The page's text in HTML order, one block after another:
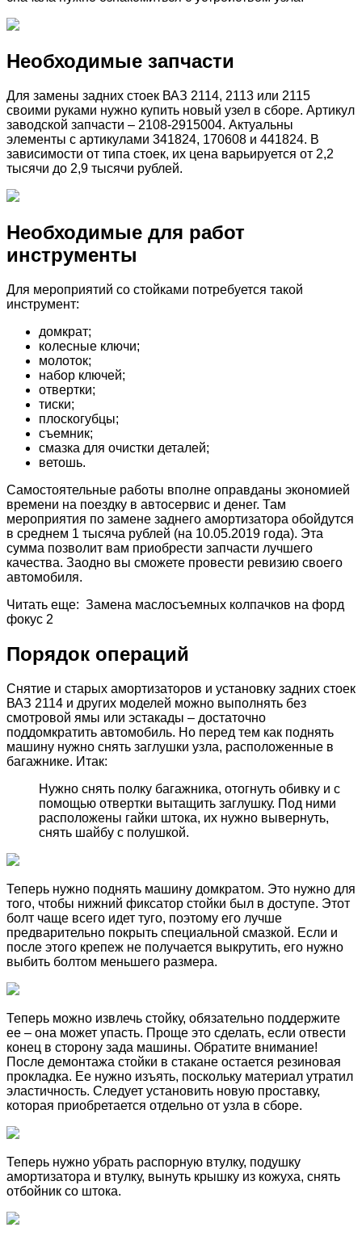
Необходимые запчасти
Для замены задних стоек ВАЗ 2114, 2113 или 2115
своими руками нужно купить новый узел в сборе. Артикул
заводской запчасти – 2108-2915004. Актуальны
элементы с артикулами 341824, 170608 и 441824. В
зависимости от типа стоек, их цена варьируется от 2,2
тысячи до 2,9 тысячи рублей.
Необходимые для работ
инструменты
Для мероприятий со стойками потребуется такой
инструмент:
домкрат;
колесные ключи;
молоток;
набор ключей;
отвертки;
тиски;
плоскогубцы;
съемник;
смазка для очистки деталей;
ветошь.
Самостоятельные работы вполне оправданы экономией
времени на поездку в автосервис и денег. Там
мероприятия по замене заднего амортизатора обойдутся
в среднем 1 тысяча рублей (на 10.05.2019 года). Эта
сумма позволит вам приобрести запчасти лучшего
качества. Заодно вы сможете провести ревизию своего
автомобиля.
Читать еще: Замена маслосъемных колпачков на форд
фокус 2
Порядок операций
Снятие и старых амортизаторов и установку задних стоек
ВАЗ 2114 и других моделей можно выполнять без
смотровой ямы или эстакады – достаточно
поддомкратить автомобиль. Но перед тем как поднять
машину нужно снять заглушки узла, расположенные в
багажнике. Итак:
Нужно снять полку багажника, отогнуть обивку и с
помощью отвертки вытащить заглушку. Под ними
расположены гайки штока, их нужно вывернуть,
снять шайбу с полушкой.
Теперь нужно поднять машину домкратом. Это нужно для
того, чтобы нижний фиксатор стойки был в доступе. Этот
болт чаще всего идет туго, поэтому его лучше
предварительно покрыть специальной смазкой. Если и
после этого крепеж не получается выкрутить, его нужно
выбить болтом меньшего размера.
Теперь можно извлечь стойку, обязательно поддержите
ее – она может упасть. Проще это сделать, если отвести
конец в сторону зада машины. Обратите внимание!
После демонтажа стойки в стакане остается резиновая
прокладка. Ее нужно изъять, поскольку материал утратил
эластичность. Следует установить новую проставку,
которая приобретается отдельно от узла в сборе.
Теперь нужно убрать распорную втулку, подушку
амортизатора и втулку, вынуть крышку из кожуха, снять
отбойник со штока.